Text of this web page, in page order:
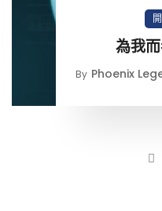
為我
By Phoenix